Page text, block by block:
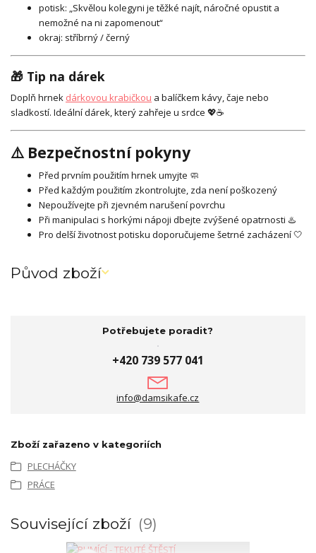
potisk: „Skvělou kolegyni je těžké najít, náročné opustit a
nemožné na ni zapomenout“
okraj: stříbrný / černý
🎁 Tip na dárek
Doplň hrnek dárkovou krabičkou a balíčkem kávy, čaje nebo
sladkostí. Ideální dárek, který zahřeje u srdce 💖☕
⚠️ Bezpečnostní pokyny
Před prvním použitím hrnek umyjte 🧼
Před každým použitím zkontrolujte, zda není poškozený
Nepoužívejte při zjevném narušení povrchu
Při manipulaci s horkými nápoji dbejte zvýšené opatrnosti ♨️
Pro delší životnost potisku doporučujeme šetrné zacházení 🤍
Původ zboží
Potřebujete poradit?
+420 739 577 041
info@damsikafe.cz
Zboží zařazeno v kategoriích
PLECHÁČKY
PRÁCE
Související zboží 9